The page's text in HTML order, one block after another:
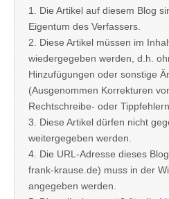
1. Die Artikel auf diesem Blog
Eigentum des Verfassers.
2. Diese Artikel müssen im
wiedergegeben werden, d.h.
Hinzufügungen oder sonstige
(Ausgenommen Korrekturen
Rechtschreibe- oder
3. Diese Artikel dürfen nicht
weitergegeben werden.
4. Die URL-Adresse dieses
frank-krause.de) muss in der
angegeben werden.